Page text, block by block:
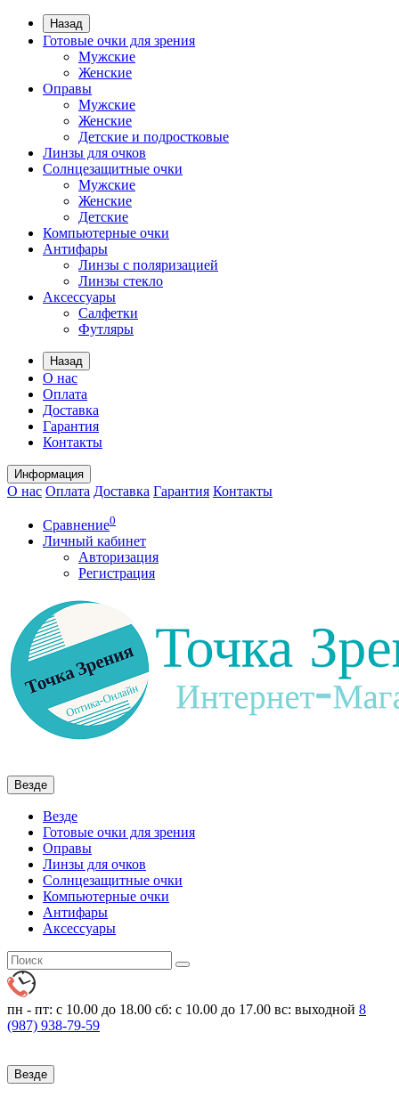
Назад
Готовые очки для зрения
Мужские
Женские
Оправы
Мужские
Женские
Детские и подростковые
Линзы для очков
Солнцезащитные очки
Мужские
Женские
Детские
Компьютерные очки
Антифары
Линзы с поляризацией
Линзы стекло
Аксессуары
Салфетки
Футляры
Назад
О нас
Оплата
Доставка
Гарантия
Контакты
Информация
О нас Оплата Доставка Гарантия Контакты
Сравнение0
Личный кабинет
Авторизация
Регистрация
Везде
Везде
Готовые очки для зрения
Оправы
Линзы для очков
Солнцезащитные очки
Компьютерные очки
Антифары
Аксессуары
пн - пт: с 10.00 до 18.00 сб: с 10.00 до 17.00 вс: выходной 8
(987) 938-79-59
Везде